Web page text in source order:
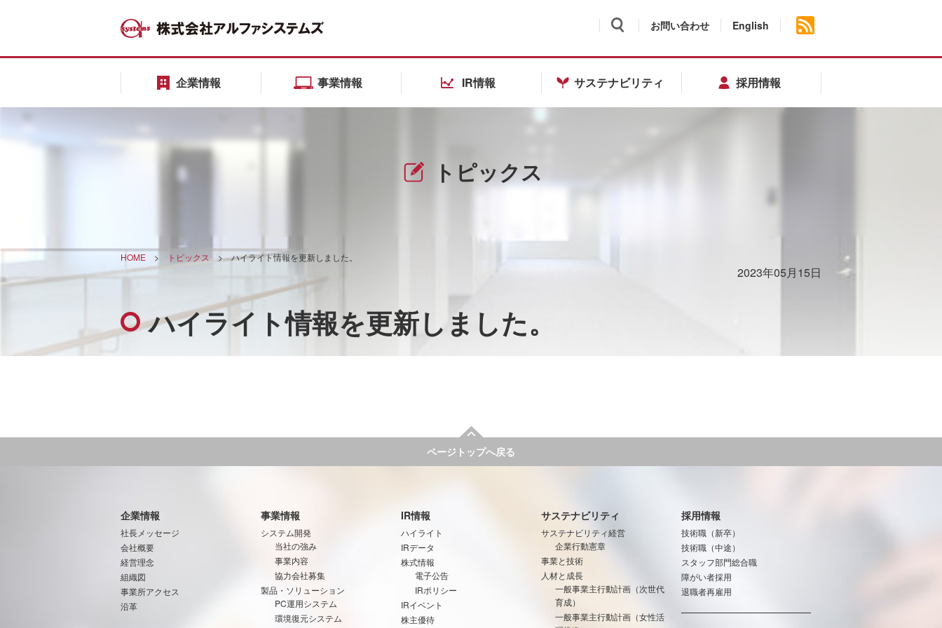
お問い合わせ English
企業情報 事業情報 IR情報 サステナビリティ 採用情報
トピックス
HOME > トピックス >ハイライト情報を更新しました。
2023年05月15日
ハイライト情報を更新しました。
ページトップへ戻る
企業情報
社長メッセージ
会社概要
経営理念
組織図
事業所アクセス
沿革
事業情報
システム開発
当社の強み
事業内容
協力会社募集
製品・ソリューション
PC運用システム
環境復元システム
IR情報
ハイライト
IRデータ
株式情報
電子公告
IRポリシー
IRイベント
株主優待
サステナビリティ
サステナビリティ経営
企業行動憲章
事業と技術
人材と成長
一般事業主行動計画（次世代
育成）
一般事業主行動計画（女性活
採用情報
技術職（新卒）
技術職（中途）
スタッフ部門総合職
障がい者採用
退職者再雇用